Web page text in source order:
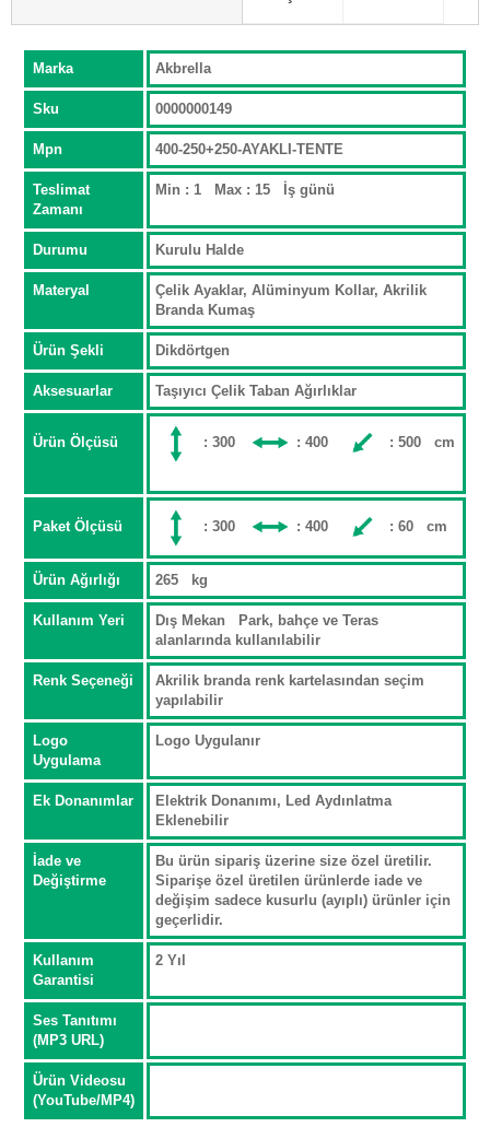
Marka Akbrella
Sku 0000000149
Mpn 400-250+250-AYAKLI-TENTE
Teslimat
Zamanı
Min : 1 Max : 15 İş günü
Durumu Kurulu Halde
Materyal
Çelik Ayaklar, Alüminyum Kollar, Akrilik
Branda Kumaş
Ürün Şekli Dikdörtgen
Aksesuarlar Taşıyıcı Çelik Taban Ağırlıklar
Ürün Ölçüsü : 300 : 400 : 500 cm
Paket Ölçüsü : 300 : 400 : 60 cm
Ürün Ağırlığı 265 kg
Kullanım Yeri
Dış Mekan Park, bahçe ve Teras
alanlarında kullanılabilir
Renk Seçeneği
Akrilik branda renk kartelasından seçim
yapılabilir
Logo
Uygulama
Logo Uygulanır
Ek Donanımlar
Elektrik Donanımı, Led Aydınlatma
Eklenebilir
İade ve
Değiştirme
Bu ürün sipariş üzerine size özel üretilir.
Siparişe özel üretilen ürünlerde iade ve
değişim sadece kusurlu (ayıplı) ürünler için
geçerlidir.
Kullanım
Garantisi
2 Yıl
Ses Tanıtımı
(MP3 URL)
Ürün Videosu
(YouTube/MP4)